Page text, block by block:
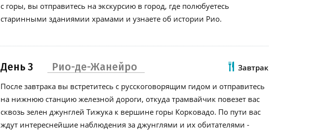
с горы, вы отправитесь на экскурсию в город, где полюбуетесь
старинными зданиямии храмами и узнаете об истории Рио.
День 3 Рио-де-Жанейро
Завтрак
После завтрака вы встретитесь с русскоговорящим гидом и отправитесь
на нижнюю станцию железной дороги, откуда трамвайчик повезет вас
сквозь зелен джунглей Тижука к вершине горы Корковадо. По пути вас
ждут интереснейшие наблюдения за джунглями и их обитателями -